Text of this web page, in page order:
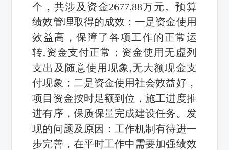
个，共涉及资金2677.88万元。预算
绩效管理取得的成效：一是资金使用
效益高，保障了各项工作的正常运
转,资金支付正常；资金使用无虚列
支出及随意使用现象,无大额现金支
付现象；二是资金使用社会效益好，
项目资金按时足额到位，施工进度推
进有序，保质保量完成建设任务。发
现的问题及原因：工作机制有待进一
步完善，在平时工作中需要加强绩效